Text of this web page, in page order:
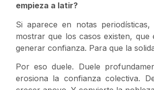
empieza a latir?
Si aparece en notas
mostrar que los casos existen,
generar confianza. Para que la
Por eso duele. Duele
erosiona la confianza colectiva.